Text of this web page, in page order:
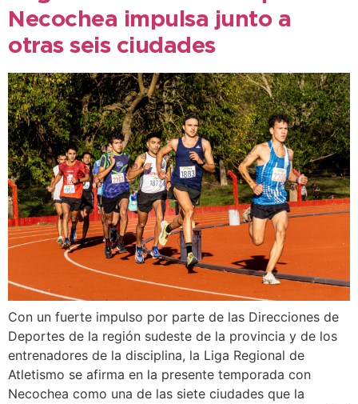
Necochea impulsa junto a
otras seis ciudades
Con un fuerte impulso por parte de las Direcciones de
Deportes de la región sudeste de la provincia y de los
entrenadores de la disciplina, la Liga Regional de
Atletismo se afirma en la presente temporada con
Necochea como una de las siete ciudades que la